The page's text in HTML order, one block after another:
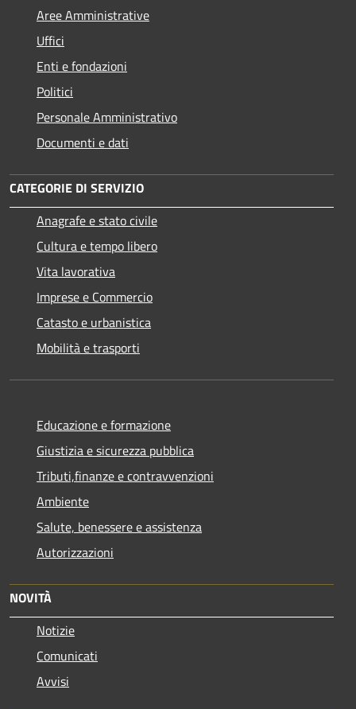
Aree Amministrative
Uffici
Enti e fondazioni
Politici
Personale Amministrativo
Documenti e dati
CATEGORIE DI SERVIZIO
Anagrafe e stato civile
Cultura e tempo libero
Vita lavorativa
Imprese e Commercio
Catasto e urbanistica
Mobilità e trasporti
Educazione e formazione
Giustizia e sicurezza pubblica
Tributi,finanze e contravvenzioni
Ambiente
Salute, benessere e assistenza
Autorizzazioni
NOVITÀ
Notizie
Comunicati
Avvisi